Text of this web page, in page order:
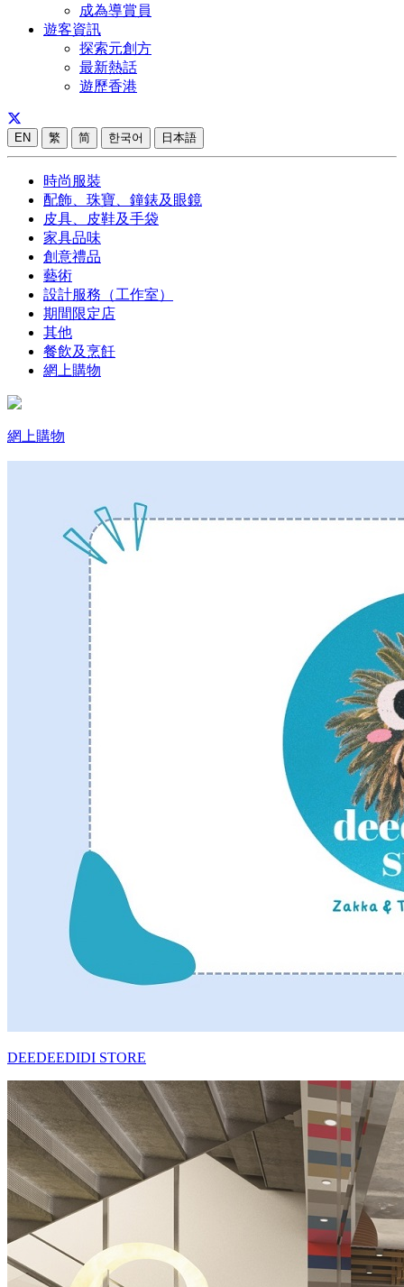
成為導賞員
遊客資訊
探索元創方
最新熱話
遊歷香港
EN 繁 简 한국어 日本語
時尚服裝
配飾、珠寶、鐘錶及眼鏡
皮具、皮鞋及手袋
家具品味
創意禮品
藝術
設計服務（工作室）
期間限定店
其他
餐飲及烹飪
網上購物
網上購物
DEEDEEDIDI STORE